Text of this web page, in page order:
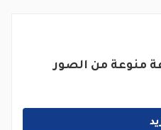
منوعة من الصور